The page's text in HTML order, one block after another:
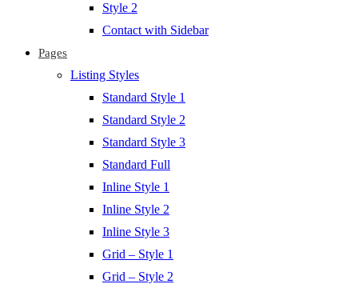
Style 2
Contact with Sidebar
Pages
Listing Styles
Standard Style 1
Standard Style 2
Standard Style 3
Standard Full
Inline Style 1
Inline Style 2
Inline Style 3
Grid – Style 1
Grid – Style 2